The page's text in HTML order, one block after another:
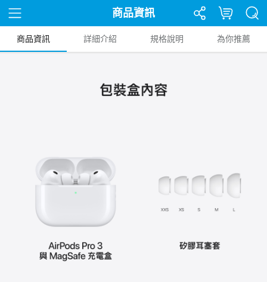
商品資訊
商品資訊 詳細介紹 規格說明 為你推薦